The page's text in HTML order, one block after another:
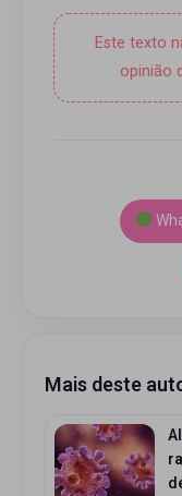
Este texto
opinião
Mais deste